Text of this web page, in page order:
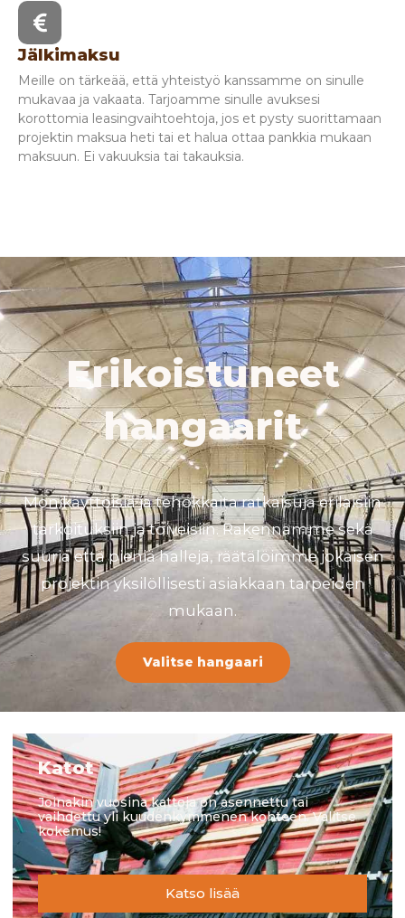
Jälkimaksu
Meille on tärkeää, että yhteistyö kanssamme on sinulle
mukavaa ja vakaata. Tarjoamme sinulle avuksesi
korottomia leasingvaihtoehtoja, jos et pysty suorittamaan
projektin maksua heti tai et halua ottaa pankkia mukaan
maksuun. Ei vakuuksia tai takauksia.
Erikoistuneet
hangaarit
Monikäyttöisiä ja tehokkaita ratkaisuja erilaisiin
tarkoituksiin ja toiveisiin. Rakennamme sekä
suuria että pieniä halleja, räätälöimme jokaisen
projektin yksilöllisesti asiakkaan tarpeiden
mukaan.
Valitse hangaari
Katot
Joinakin vuosina kattoja on asennettu tai
vaihdettu yli kuudenkymmenen kohteen. Valitse
kokemus!
Katso lisää